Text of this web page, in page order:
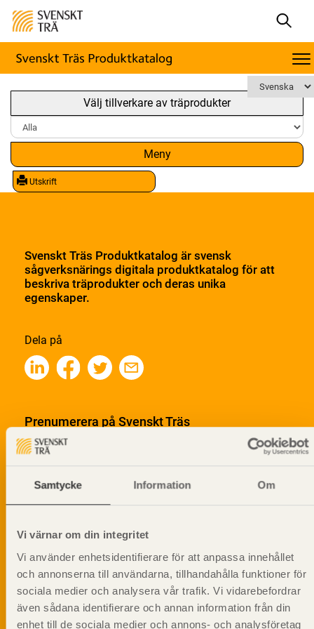
Samtycke Information Om
Vi värnar om din integritet
Vi använder enhetsidentifierare för att anpassa innehållet
och annonserna till användarna, tillhandahålla funktioner för
sociala medier och analysera vår trafik. Vi vidarebefordrar
även sådana identifierare och annan information från din
enhet till de sociala medier och annons- och analysföretag
Välj tillverkare av träprodukter
Meny
Utskrift
Svenskt Träs Produktkatalog är svensk
sågverksnärings digitala produktkatalog för att
beskriva träprodukter och deras unika
egenskaper.
Dela på
Prenumerera på Svenskt Träs
informationsutskick!